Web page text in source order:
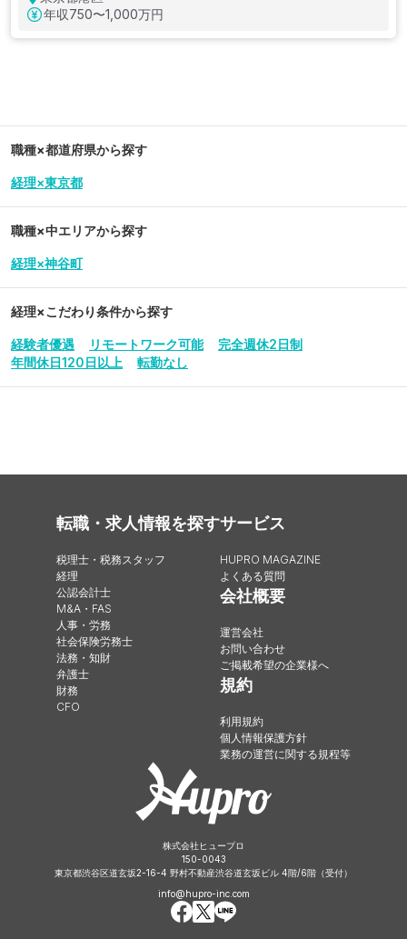
年収750〜1,000万円
職種×都道府県から探す
経理×東京都
職種×中エリアから探す
経理×神谷町
経理×こだわり条件から探す
経験者優遇 リモートワーク可能
完全週休2日制
年間休日120日以上
転勤なし
転職・求人情報を探す
税理士・税務スタッフ
経理
公認会計士
M&A・FAS
人事・労務
社会保険労務士
法務・知財
弁護士
財務
CFO
サービス
HUPRO MAGAZINE
よくある質問
会社概要
運営会社
お問い合わせ
ご掲載希望の企業様へ
規約
利用規約
個人情報保護方針
業務の運営に関する規程等
株式会社ヒュープロ
150-0043
東京都渋谷区道玄坂2-16-4 野村不動産渋谷道玄坂ビル 4階/6階（受付）
info@hupro-inc.com